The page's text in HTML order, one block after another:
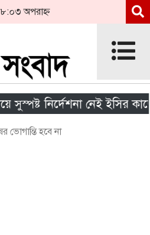
অপরাহ্ন
নির্দেশনা নেই ইসির কাছে
হবে না